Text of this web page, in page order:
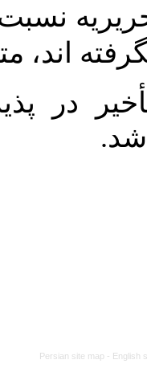
نسبت
اند،
در
شد.
Persian site map - English